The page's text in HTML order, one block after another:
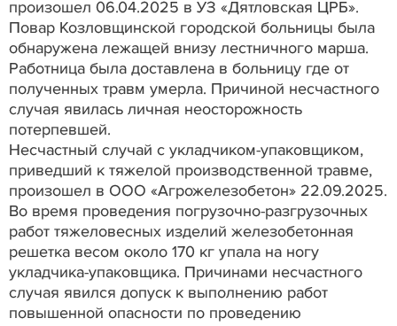
произошел 06.04.2025 в УЗ «Дятловская ЦРБ».
Повар Козловщинской городской больницы была
обнаружена лежащей внизу лестничного марша.
Работница была доставлена в больницу где от
полученных травм умерла. Причиной несчастного
случая явилась личная неосторожность
потерпевшей.
Несчастный случай с укладчиком-упаковщиком,
приведший к тяжелой производственной травме,
произошел в ООО «Агрожелезобетон» 22.09.2025.
Во время проведения погрузочно-разгрузочных
работ тяжеловесных изделий железобетонная
решетка весом около 170 кг упала на ногу
укладчика-упаковщика. Причинами несчастного
случая явился допуск к выполнению работ
повышенной опасности по проведению